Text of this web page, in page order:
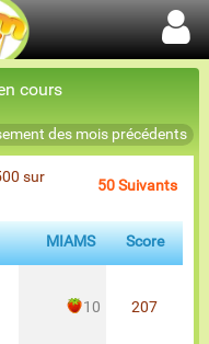
cours
des mois précédents
sur
50 Suivants
MIAMS Score
10 207